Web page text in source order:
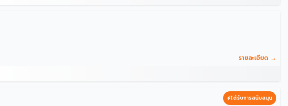
รายละเอียด →
ได้รับการสนับสนุน